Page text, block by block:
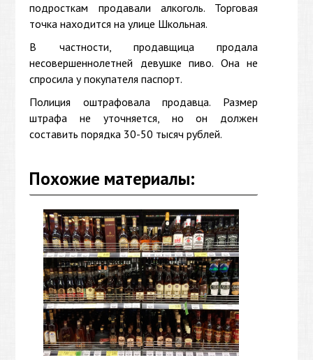
подросткам продавали алкоголь. Торговая
точка находится на улице Школьная.
В частности, продавщица продала
несовершеннолетней девушке пиво. Она не
спросила у покупателя паспорт.
Полиция оштрафовала продавца. Размер
штрафа не уточняется, но он должен
составить порядка 30-50 тысяч рублей.
Похожие материалы: